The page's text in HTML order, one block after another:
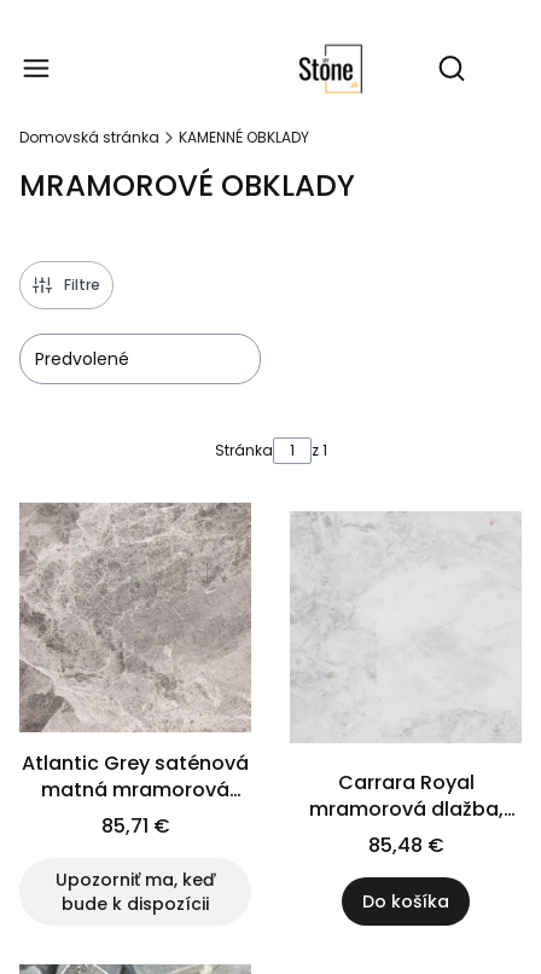
Otvoriť
Domovská stránka KAMENNÉ OBKLADY
MRAMOROVÉ OBKLADY
Filtre
Predvolené
Zoznam produktov
Stránka z 1
Atlantic Grey saténová
matná mramorová
dlažba 61x40,5x1,2
85,71 €
Upozorniť ma, keď
bude k dispozícii
Carrara Royal
mramorová dlažba,
saténová matná,
61x40,5x1,2
85,48 €
Do košíka